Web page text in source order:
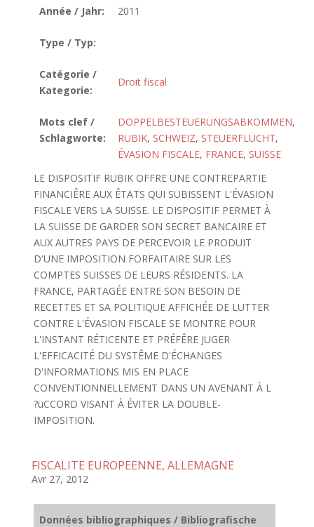
Année / Jahr: 2011
Type / Typ:
Catégorie /
Kategorie:
Droit fiscal
Mots clef /
Schlagworte:
DOPPELBESTEUERUNGSABKOMMEN,
RUBIK, SCHWEIZ, STEUERFLUCHT,
ÉVASION FISCALE, FRANCE, SUISSE
LE DISPOSITIF RUBIK OFFRE UNE CONTREPARTIE
FINANCIÊRE AUX ÊTATS QUI SUBISSENT L'ÉVASION
FISCALE VERS LA SUISSE. LE DISPOSITIF PERMET À
LA SUISSE DE GARDER SON SECRET BANCAIRE ET
AUX AUTRES PAYS DE PERCEVOIR LE PRODUIT
D'UNE IMPOSITION FORFAITAIRE SUR LES
COMPTES SUISSES DE LEURS RÉSIDENTS. LA
FRANCE, PARTAGÉE ENTRE SON BESOIN DE
RECETTES ET SA POLITIQUE AFFICHÉE DE LUTTER
CONTRE L'ÉVASION FISCALE SE MONTRE POUR
L'INSTANT RÉTICENTE ET PRÉFÊRE JUGER
L'EFFICACITÉ DU SYSTÊME D'ÉCHANGES
D'INFORMATIONS MIS EN PLACE
CONVENTIONNELLEMENT DANS UN AVENANT À L
?üCCORD VISANT À ÉVITER LA DOUBLE-
IMPOSITION.
FISCALITE EUROPEENNE, ALLEMAGNE
Avr 27, 2012
Données bibliographiques / Bibliografische